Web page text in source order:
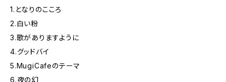
1.となりのこころ
2.白い粉
3.歌がありますように
4.グッドバイ
5.MugiCafeのテーマ
6.夜の幻